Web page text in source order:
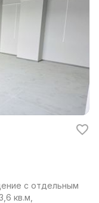
с отдельным
кв.м,